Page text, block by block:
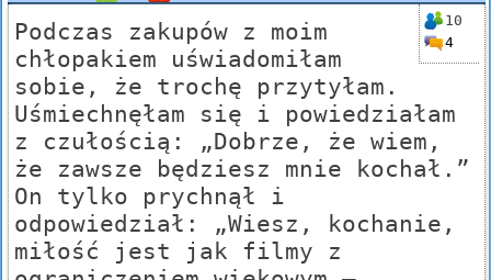
10
4
Podczas zakupów z moim
chłopakiem uświadomiłam
sobie, że trochę przytyłam.
Uśmiechnęłam się i powiedziałam
z czułością: „Dobrze, że wiem,
że zawsze będziesz mnie kochał.”
On tylko prychnął i
odpowiedział: „Wiesz, kochanie,
miłość jest jak filmy z